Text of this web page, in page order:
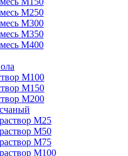
М250
М300
М350
М400
М100
М150
М200
М25
М50
М75
М100